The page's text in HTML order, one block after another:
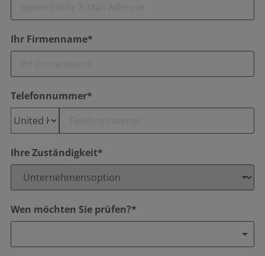
Ihr Firmenname*
Telefonnummer*
Ihre Zuständigkeit*
Wen möchten Sie prüfen?*